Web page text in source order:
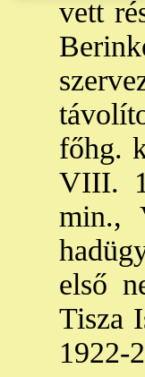
vett
főhg.
VIII.
min.,
első
Tisza
1922-